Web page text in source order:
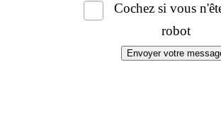
Cochez si vous
robot